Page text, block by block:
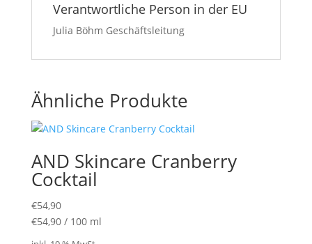
Verantwortliche Person in der EU
Julia Böhm Geschäftsleitung
Ähnliche Produkte
AND Skincare Cranberry
Cocktail
€54,90
€54,90/ 100 ml